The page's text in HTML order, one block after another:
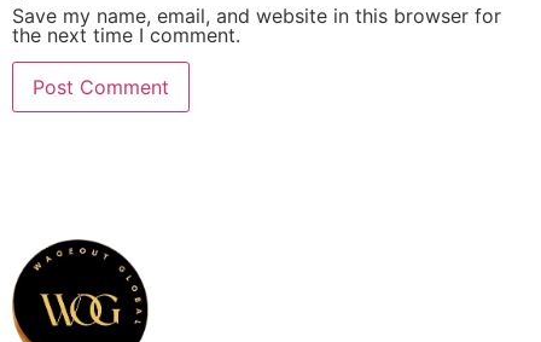
Save my name, email, and website in this browser for
the next time I comment.